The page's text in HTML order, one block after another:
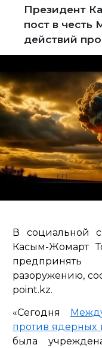
Президент
пост в честь
действий
В социальной
Касым-Жомарт
разоружению,
point.kz.
«Сегодня
против ядерных
была